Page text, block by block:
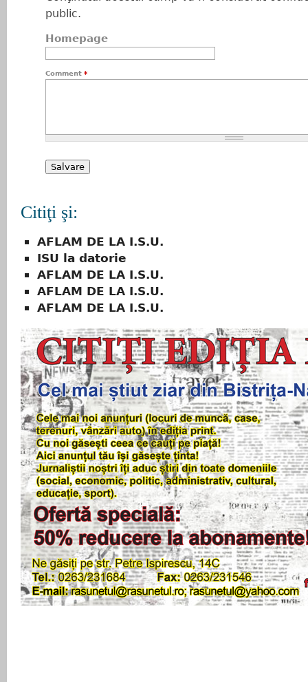
public.
Homepage
Comment *
Citiţi şi:
AFLAM DE LA I.S.U.
ISU la datorie
AFLAM DE LA I.S.U.
AFLAM DE LA I.S.U.
AFLAM DE LA I.S.U.